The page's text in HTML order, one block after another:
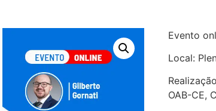
Evento
Local:
OAB-CE,